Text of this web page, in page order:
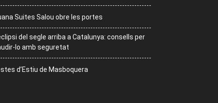
Suites Salou obre les portes
del segle arriba a Catalunya: consells per
lo amb seguretat
d’Estiu de Masboquera